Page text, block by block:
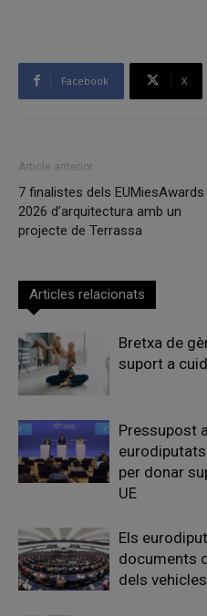
Facebook X
Article anterior
7 finalistes dels EUMiesAwards
2026 d’arquitectura amb un
projecte de Terrassa
Articles relacionats
Bretxa de
suport a
Pressupost
per donar
UE
Els
documents
dels